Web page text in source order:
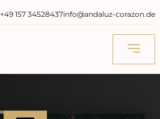
‭+49 157 34528437‬info@andaluz-corazon.de